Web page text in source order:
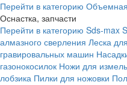
Перейти в категорию Объемная
Оснастка, запчасти
Перейти в категорию Sds-max
алмазного сверления Леска
гравировальных машин
газонокосилок Ножи для
лобзика Пилки для ножовки